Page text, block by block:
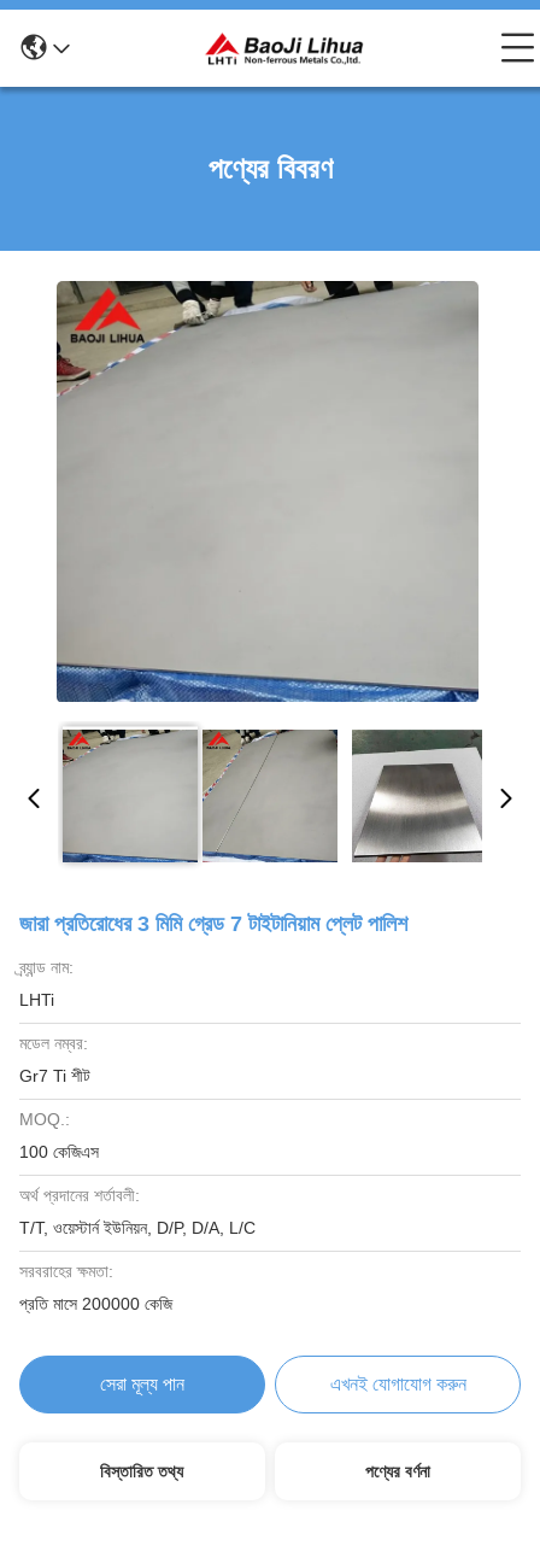
পণ্যের বিবরণ
জারা প্রতিরোধের 3 মিমি গ্রেড 7 টাইটানিয়াম প্লেট পালিশ
ব্র্যান্ড নাম:
LHTi
মডেল নম্বর:
Gr7 Ti শীট
MOQ.:
100 কেজিএস
অর্থ প্রদানের শর্তাবলী:
T/T, ওয়েস্টার্ন ইউনিয়ন, D/P, D/A, L/C
সরবরাহের ক্ষমতা:
প্রতি মাসে 200000 কেজি
সেরা মূল্য পান এখনই যোগাযোগ করুন
বিস্তারিত তথ্য পণ্যের বর্ণনা